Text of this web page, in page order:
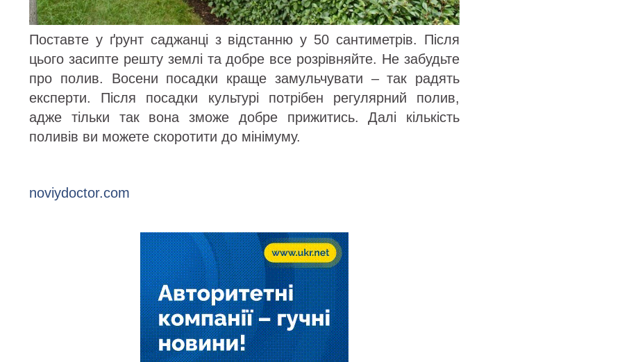
Поставте у ґрунт саджанці з відстанню у 50 сантиметрів. Після
цього засипте решту землі та добре все розрівняйте. Не забудьте
про полив. Восени посадки краще замульчувати – так радять
експерти. Після посадки культурі потрібен регулярний полив,
адже тільки так вона зможе добре прижитись. Далі кількість
поливів ви можете скоротити до мінімуму.
noviydoctor.com